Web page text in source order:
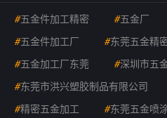
#五金件加工精密 #五金厂
#五金件加工厂 #东莞五金精
#五金加工厂东莞 #深圳市五
#东莞市洪兴塑胶制品有限公司
#精密五金加工 #东莞五金喷